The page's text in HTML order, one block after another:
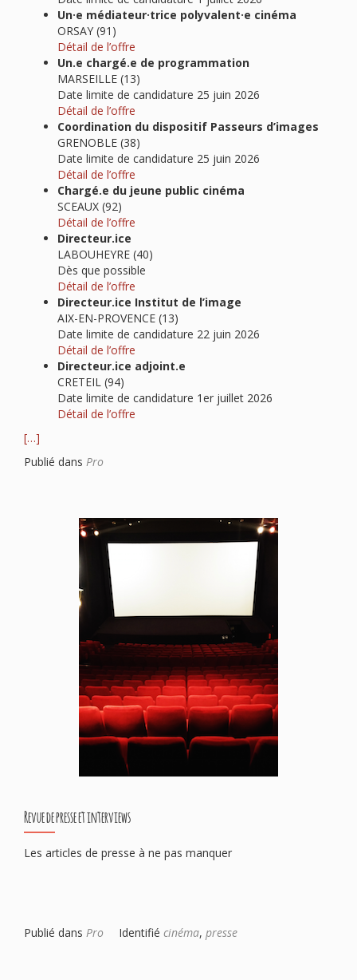
Un·e médiateur·trice polyvalent·e cinéma
ORSAY (91)
Détail de l’offre
Un.e chargé.e de programmation
MARSEILLE (13)
Date limite de candidature 25 juin 2026
Détail de l’offre
Coordination du dispositif Passeurs d’images
GRENOBLE (38)
Date limite de candidature 25 juin 2026
Détail de l’offre
Chargé.e du jeune public cinéma
SCEAUX (92)
Détail de l’offre
Directeur.ice
LABOUHEYRE (40)
Dès que possible
Détail de l’offre
Directeur.ice Institut de l’image
AIX-EN-PROVENCE (13)
Date limite de candidature 22 juin 2026
Détail de l’offre
Directeur.ice adjoint.e
CRETEIL (94)
Date limite de candidature 1er juillet 2026
Détail de l’offre
[…]
Publié dans Pro
Revue de presse et interviews
Les articles de presse à ne pas manquer
Publié dans Pro Identifié cinéma, presse